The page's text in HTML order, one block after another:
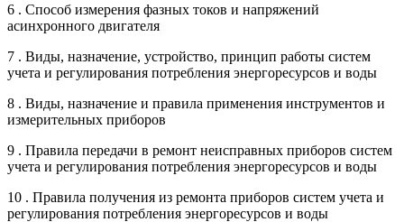
6 . Способ измерения фазных токов и напряжений
асинхронного двигателя
7 . Виды, назначение, устройство, принцип работы систем
учета и регулирования потребления энергоресурсов и воды
8 . Виды, назначение и правила применения инструментов и
измерительных приборов
9 . Правила передачи в ремонт неисправных приборов систем
учета и регулирования потребления энергоресурсов и воды
10 . Правила получения из ремонта приборов систем учета и
регулирования потребления энергоресурсов и воды